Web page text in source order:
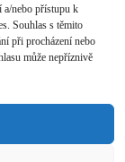
a/nebo přístupu k
Souhlas s těmito
při procházení nebo
může nepříznivě
veřejnosti, a to
Ředitelství